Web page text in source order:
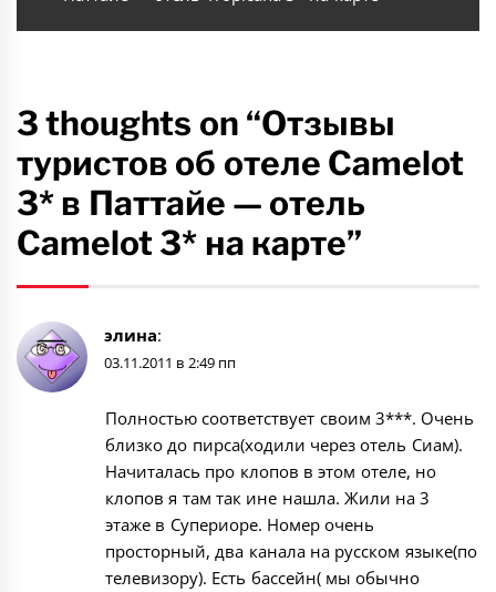
3 thoughts on “Отзывы
туристов об отеле Camelot
3* в Паттайе — отель
Camelot 3* на карте”
элина:
03.11.2011 в 2:49 пп
Полностью соответствует своим 3***. Очень
близко до пирса(ходили через отель Сиам).
Начиталась про клопов в этом отеле, но
клопов я там так ине нашла. Жили на 3
этаже в Супериоре. Номер очень
просторный, два канала на русском языке(по
телевизору). Есть бассейн( мы обычно